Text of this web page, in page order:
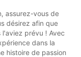
assurez-vous de
désirez afin que
prévu ! Avec
dans la
histoire de passion